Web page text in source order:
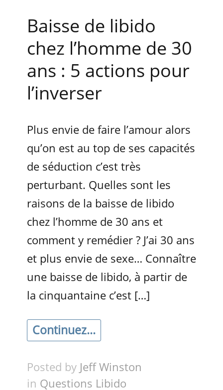
Baisse de libido
chez l’homme de 30
ans : 5 actions pour
l’inverser
Plus envie de faire l’amour alors
qu’on est au top de ses capacités
de séduction c’est très
perturbant. Quelles sont les
raisons de la baisse de libido
chez l’homme de 30 ans et
comment y remédier ? J’ai 30 ans
et plus envie de sexe… Connaître
une baisse de libido, à partir de
la cinquantaine c’est […]
Continuez...
Posted by Jeff Winston
in Questions Libido